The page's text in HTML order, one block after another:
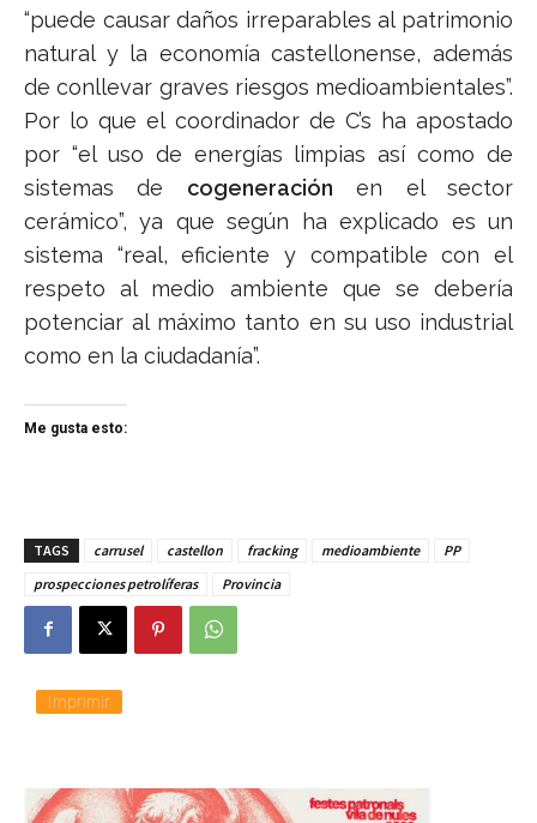
“puede causar daños irreparables al patrimonio
natural y la economía castellonense, además
de conllevar graves riesgos medioambientales”.
Por lo que el coordinador de C’s ha apostado
por “el uso de energías limpias así como de
sistemas de cogeneración en el sector
cerámico”, ya que según ha explicado es un
sistema “real, eficiente y compatible con el
respeto al medio ambiente que se debería
potenciar al máximo tanto en su uso industrial
como en la ciudadanía”.
Me gusta esto:
TAGS carrusel castellon fracking medioambiente
PP
prospecciones petrolíferas
Provincia
Imprimir